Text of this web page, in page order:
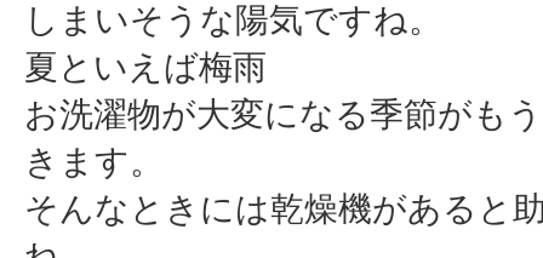
しまいそうな陽気ですね。
夏といえば梅雨
お洗濯物が大変になる季節がも
きます。
そんなときには乾燥機があると